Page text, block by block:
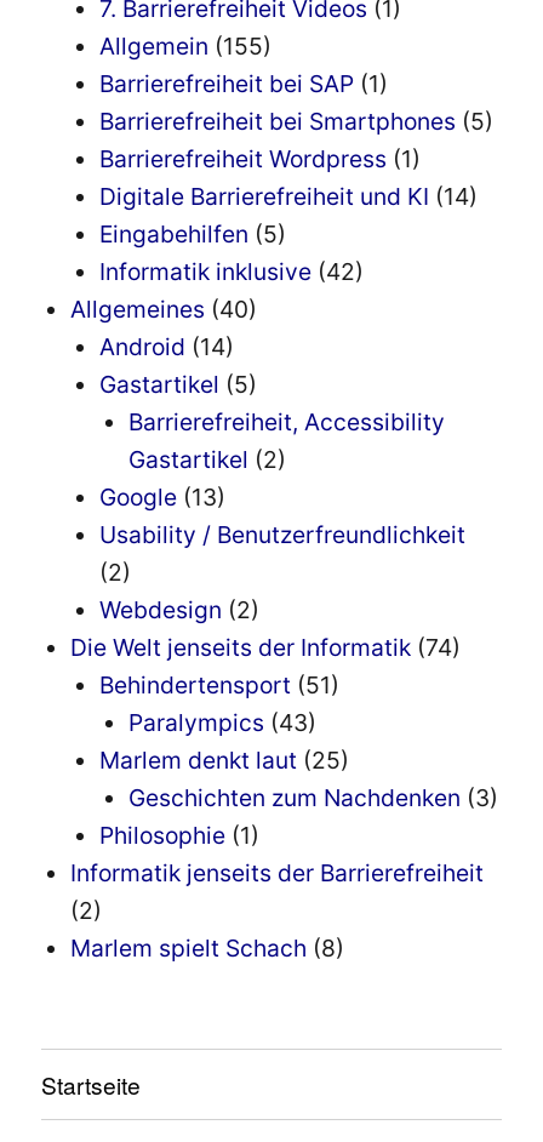
7. Barrierefreiheit Videos (1)
Allgemein (155)
Barrierefreiheit bei SAP (1)
Barrierefreiheit bei Smartphones (5)
Barrierefreiheit Wordpress (1)
Digitale Barrierefreiheit und KI (14)
Eingabehilfen (5)
Informatik inklusive (42)
Allgemeines (40)
Android (14)
Gastartikel (5)
Barrierefreiheit, Accessibility
Gastartikel (2)
Google (13)
Usability / Benutzerfreundlichkeit
(2)
Webdesign (2)
Die Welt jenseits der Informatik (74)
Behindertensport (51)
Paralympics (43)
Marlem denkt laut (25)
Geschichten zum Nachdenken (3)
Philosophie (1)
Informatik jenseits der Barrierefreiheit
(2)
Marlem spielt Schach (8)
Startseite